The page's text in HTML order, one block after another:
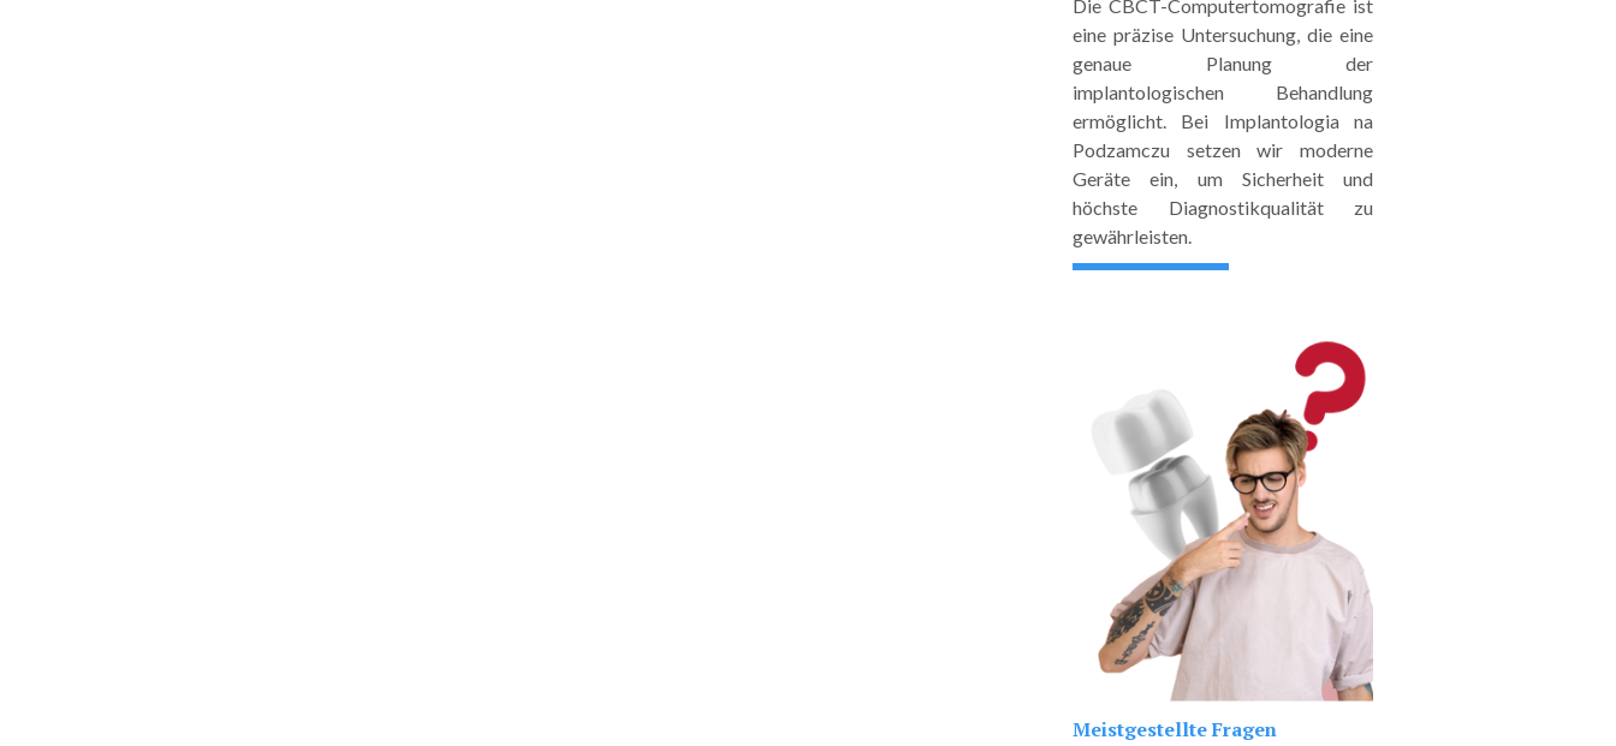
Die CBCT-Computertomografie ist
eine präzise Untersuchung, die eine
genaue Planung der
implantologischen Behandlung
ermöglicht. Bei Implantologia na
Podzamczu setzen wir moderne
Geräte ein, um Sicherheit und
höchste Diagnostikqualität zu
gewährleisten.
Meistgestellte Fragen